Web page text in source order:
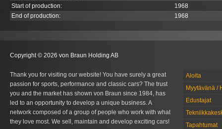
Start of production:
1968
End of production:
1968
Copyright © 2026 von Braun Holding AB
Thank you for visiting our website! You have surely a great
passion for sports, performance and classic cars? The trust
you and the market has shown von Braun since 1984, has
led to an opportunity to develop a unique business. A
network composed of a group of people who work with what
they love most. We sell, maintain and develop exciting cars!
Aloita
Myytävänä /
Edustajat
Tapahtumat